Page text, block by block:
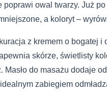
owal twarzy. Już
a koloryt –
z kremem o bogatej i
skórze, świetlisty
do masażu dodaje
zabiegiem